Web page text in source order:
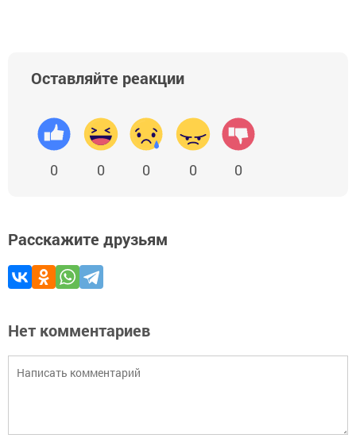
Оставляйте реакции
0 0 0 0 0
Расскажите друзьям
Нет комментариев